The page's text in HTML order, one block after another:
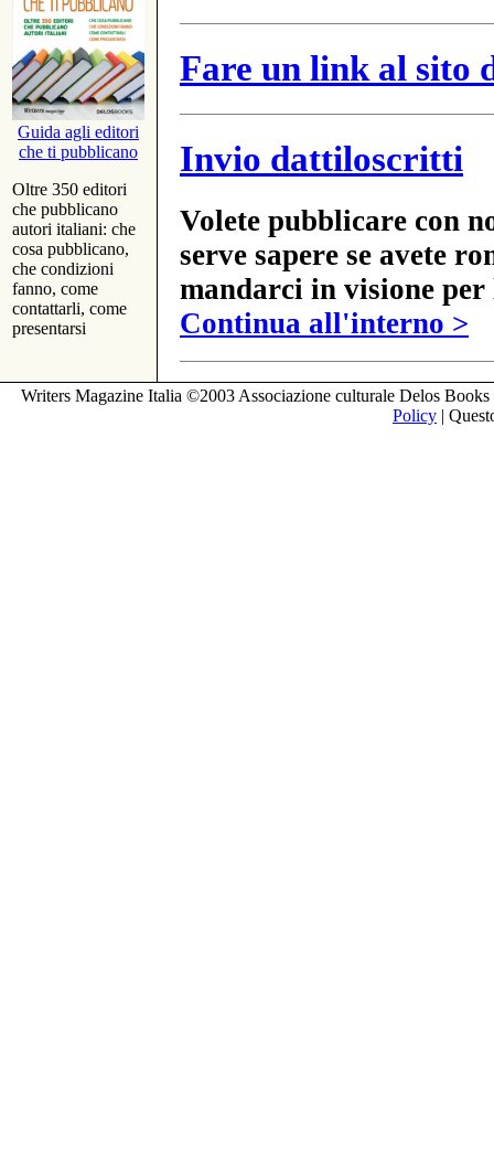
Guida agli editori
che ti pubblicano
Oltre 350 editori
che pubblicano
autori italiani: che
cosa pubblicano,
che condizioni
fanno, come
contattarli, come
presentarsi
Fare un link al sito
Invio dattiloscritti
Volete pubblicare con
serve sapere se avete
mandarci in visione
Continua all'interno >
Writers Magazine Italia ©2003 Associazione culturale Delos
Policy |